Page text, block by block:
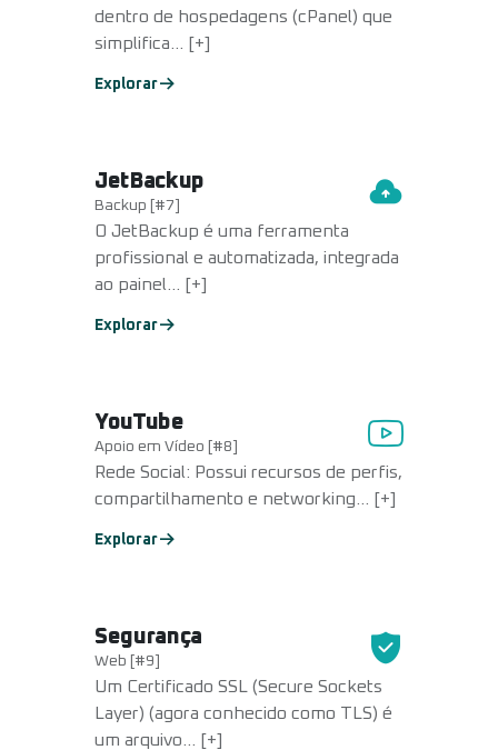
dentro de hospedagens (cPanel) que
simplifica... [+]
Explorar
JetBackup
Backup [#7]
O JetBackup é uma ferramenta
profissional e automatizada, integrada
ao painel... [+]
Explorar
YouTube
Apoio em Vídeo [#8]
Rede Social: Possui recursos de perfis,
compartilhamento e networking... [+]
Explorar
Segurança
Web [#9]
Um Certificado SSL (Secure Sockets
Layer) (agora conhecido como TLS) é
um arquivo... [+]